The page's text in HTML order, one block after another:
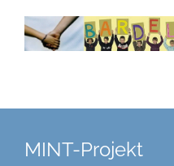
Zum
Inhalt
MINT-Projekt